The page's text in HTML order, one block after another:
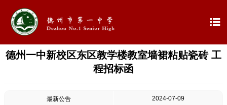

德州一中新校区东区教学楼教室墙裙粘贴瓷砖 工
程招标函
最新公告 2024-07-09
 首页